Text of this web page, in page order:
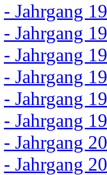
- Jahrgang
- Jahrgang
- Jahrgang
- Jahrgang
- Jahrgang
- Jahrgang
- Jahrgang
- Jahrgang